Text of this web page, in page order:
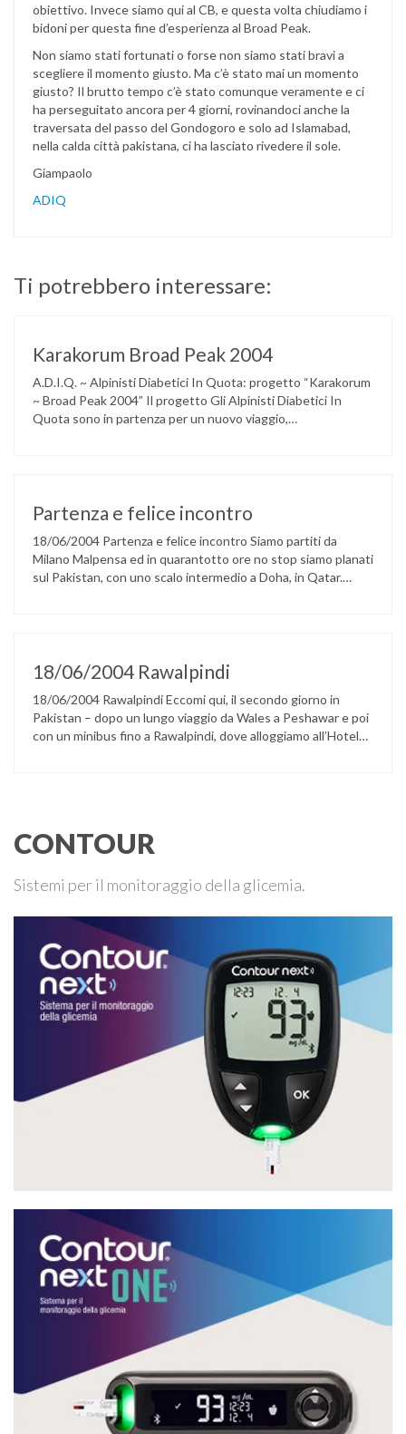
obiettivo. Invece siamo qui al CB, e questa volta chiudiamo i
bidoni per questa fine d’esperienza al Broad Peak.
Non siamo stati fortunati o forse non siamo stati bravi a
scegliere il momento giusto. Ma c’è stato mai un momento
giusto? Il brutto tempo c’è stato comunque veramente e ci
ha perseguitato ancora per 4 giorni, rovinandoci anche la
traversata del passo del Gondogoro e solo ad Islamabad,
nella calda città pakistana, ci ha lasciato rivedere il sole.
Giampaolo
ADIQ
Ti potrebbero interessare:
Karakorum Broad Peak 2004
A.D.I.Q. ~ Alpinisti Diabetici In Quota: progetto “Karakorum
~ Broad Peak 2004” Il progetto Gli Alpinisti Diabetici In
Quota sono in partenza per un nuovo viaggio,
Partenza e felice incontro
18/06/2004 Partenza e felice incontro Siamo partiti da
Milano Malpensa ed in quarantotto ore no stop siamo planati
sul Pakistan, con uno scalo intermedio a Doha, in Qatar.
18/06/2004 Rawalpindi
18/06/2004 Rawalpindi Eccomi qui, il secondo giorno in
Pakistan – dopo un lungo viaggio da Wales a Peshawar e poi
con un minibus fino a Rawalpindi, dove alloggiamo all’Hotel
CONTOUR
Sistemi per il monitoraggio della glicemia.